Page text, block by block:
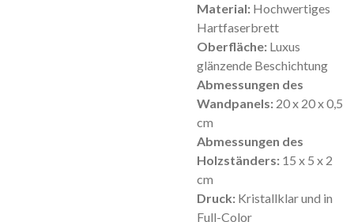
Material: Hochwertiges
Hartfaserbrett
Oberfläche: Luxus
glänzende Beschichtung
Abmessungen des
Wandpanels: 20 x 20 x 0,5
cm
Abmessungen des
Holzständers: 15 x 5 x 2
cm
Druck: Kristallklar und in
Full-Color